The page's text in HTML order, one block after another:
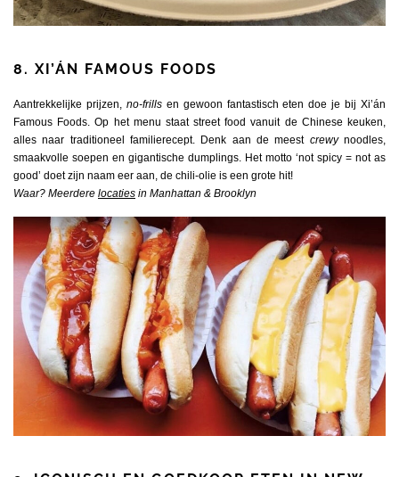
8. XI’ÁN FAMOUS FOODS
Aantrekkelijke prijzen, no-frillsen gewoon fantastisch eten doe je bij Xi’án
Famous Foods. Op het menu staat street food vanuit de Chinese keuken,
alles naar traditioneel familierecept. Denk aan de meest crewynoodles,
smaakvolle soepen en gigantische dumplings. Het motto ‘not spicy = not as
good’ doet zijn naam eer aan, de chili-olie is een grote hit!
Waar? Meerdere locaties in Manhattan & Brooklyn